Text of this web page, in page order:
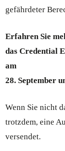
gefährdeter
Erfahren Sie
das Credential
am
28. September
Wenn Sie nicht
trotzdem, eine
versendet.